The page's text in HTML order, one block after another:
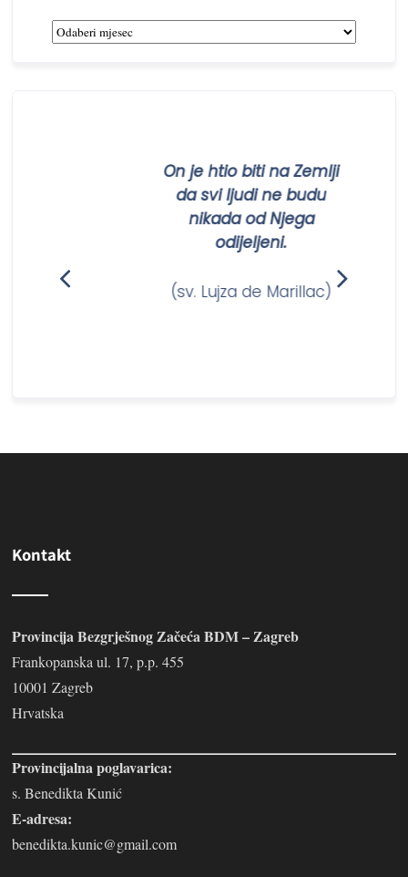
Arhiva
On je htio biti na Zemlji
da svi ljudi ne budu
nikada od Njega
odijeljeni.
(sv. Lujza de Marillac)
Kontakt
Provincija Bezgrješnog Začeća BDM – Zagreb
Frankopanska ul. 17, p.p. 455
10001 Zagreb
Hrvatska
Provincijalna poglavarica:
s. Benedikta Kunić
E-adresa:
benedikta.kunic@gmail.com